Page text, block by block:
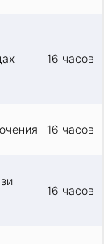
16 часов
16 часов
16 часов